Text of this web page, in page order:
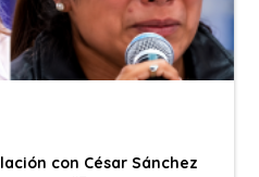
con César Sánchez